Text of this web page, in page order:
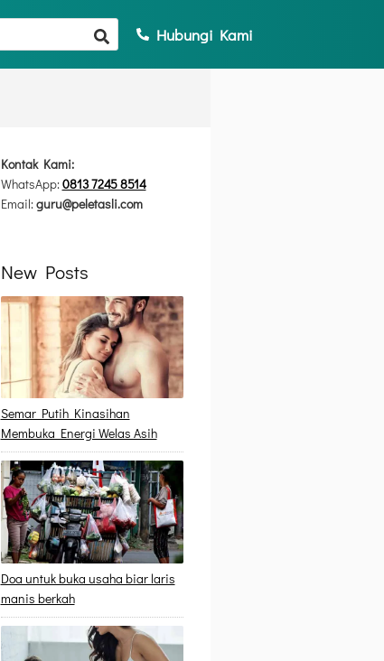
Hubungi Kami
Kontak Kami:
WhatsApp:0813 7245 8514
Email:guru@peletasli.com
New Posts
Semar Putih Kinasihan
Membuka Energi Welas Asih
Doa untuk buka usaha biar laris
manis berkah